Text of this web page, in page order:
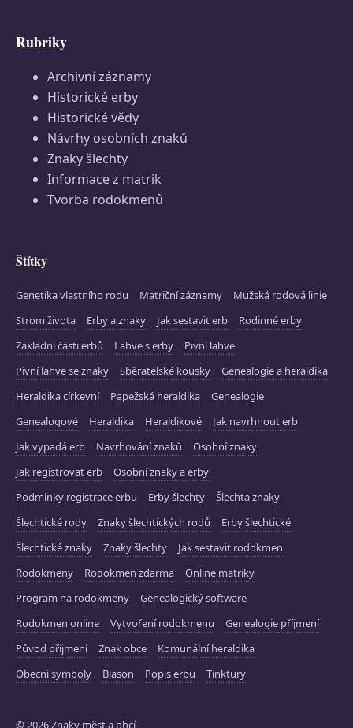
Rubriky
Archivní záznamy
Historické erby
Historické vědy
Návrhy osobních znaků
Znaky šlechty
Informace z matrik
Tvorba rodokmenů
Štítky
Genetika vlastního rodu Matriční záznamy
Mužská rodová linie
Strom života
Erby a znaky Jak sestavit erb
Rodinné erby
Základní části erbů
Lahve s erby
Pivní lahve
Pivní lahve se znaky
Sběratelské kousky
Genealogie a heraldika
Heraldika církevní
Papežská heraldika
Genealogie
Genealogové
Heraldika Heraldikové
Jak navrhnout erb
Jak vypadá erb
Navrhování znaků
Osobní znaky
Jak registrovat erb
Osobní znaky a erby
Podmínky registrace erbu
Erby šlechty
Šlechta znaky
Šlechtické rody
Znaky šlechtických rodů
Erby šlechtické
Šlechtické znaky
Znaky šlechty
Jak sestavit rodokmen
Rodokmeny
Rodokmen zdarma
Online matriky
Program na rodokmeny
Genealogický software
Rodokmen online
Vytvoření rodokmenu
Genealogie příjmení
Původ příjmení
Znak obce
Komunální heraldika
Obecní symboly
Blason Popis erbu Tinktury
© 2026 Znaky měst a obcí